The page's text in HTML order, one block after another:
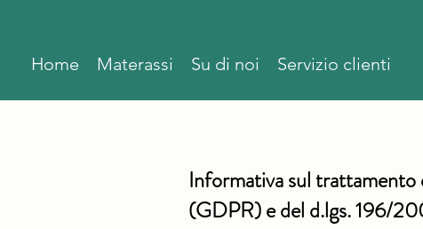
Home Materassi Su di noi Servizio clienti
Informativa sul trattamento
(GDPR) e del d.lgs. 196/